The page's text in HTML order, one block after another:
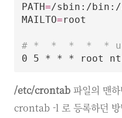
PATH=/sbin:/bin:/
MAILTO=root
# *  *  *  *  *
/etc/crontab 파일의 맨
crontab -l 로 등록하던 방